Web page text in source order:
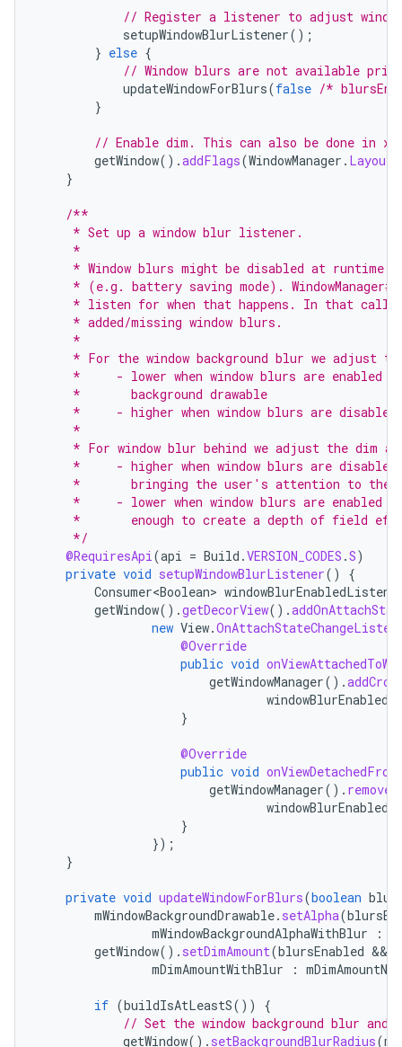
// Register a listener to adjust window
setupWindowBlurListener();
} else {
// Window blurs are not available
updateWindowForBlurs(false /*
}
// Enable dim. This can also be done in
getWindow().addFlags(WindowManager .
}
/**
     * Set up a window blur listener.
     *
* Window blurs might be disabled at runtime
* (e.g. battery saving mode).
* listen for when that happens. In that
     * added/missing window blurs.
     *
* For the window background blur we adjust
*     - lower when window blurs are enabled
     *       background drawable
*     - higher when window blurs are
     *
* For window blur behind we adjust the dim
*     - higher when window blurs are
*       bringing the user's attention to the
*     - lower when window blurs are enabled
*       enough to create a depth of field
     */
@RequiresApi(api = Build .VERSION_CODES .S)
private void setupWindowBlurListener()
{
Consumer<Boolean>
getWindow().getDecorView().
new View.
@Override
public void
getWindowManager().
}
@Override
public void
getWindowManager().
}
});
}
private void updateWindowForBlurs(boolean
mWindowBackgroundDrawable. setAlpha(
mWindowBackgroundAlphaWithBlur
:
getWindow(). setDimAmount(blursEnabled &&
mDimAmountWithBlur
:
if (buildIsAtLeastS())
{
// Set the window background blur
getWindow(). setBackgroundBlurRadius(